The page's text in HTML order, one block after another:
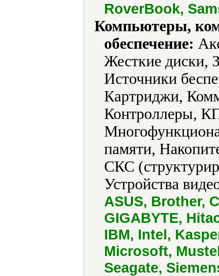
RoverBook,
Компьютеры,
обеспечение:
Жесткие диски,
Источники
Картриджи,
Контроллеры,
памяти,
СКС
Устройства
ASUS, Brother,
GIGABYTE,
IBM, Intel,
Microsoft,
Seagate,